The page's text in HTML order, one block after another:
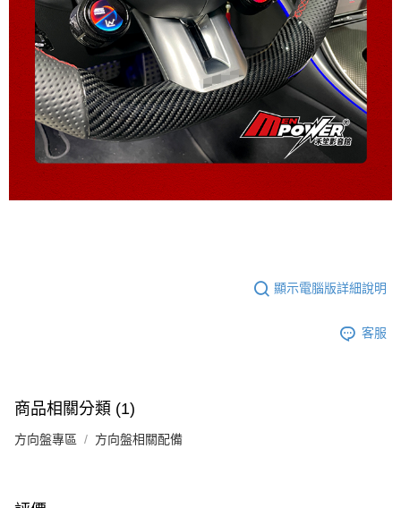
顯示電腦版詳細說明
客服
商品相關分類 (1)
方向盤專區 方向盤相關配備